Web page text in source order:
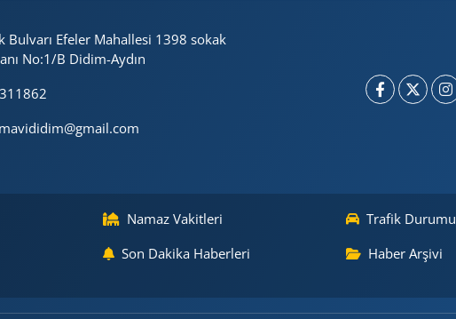
Bulvarı Efeler Mahallesi 1398 sokak
No:1/B Didim-Aydın
Namaz Vakitleri
Trafik Durumu
Son Dakika Haberleri Haber Arşivi